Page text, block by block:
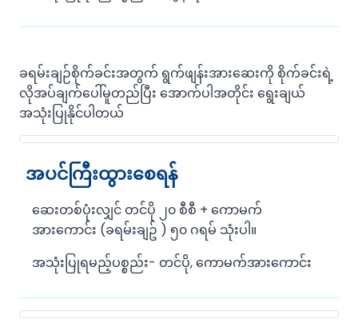
ခရမ်းချဉ်စိုက်ခင်းအတွက် ရွက်ဖျန်းအားဆေးကို စိုက်ခင်းရဲ့
လိုအပ်ချက်ပေါ်မူတည်ပြီး အောက်ပါအတိုင်း ရွေးချယ်
အသုံးပြုနိုင်ပါတယ်
အပင်ကြီးထွားစေရန်
ဆေးတစ်ပုံးလျှင် တင်ပို ၂၀ စီစီ + ကောမက်
အားကောင်း (ခရမ်းချဥ် ) ၅၀ ဂရမ် သုံးပါ။
အသုံးပြုရမည့်ပစ္စည်း- တင်ပို, ကောမက်အားကောင်း